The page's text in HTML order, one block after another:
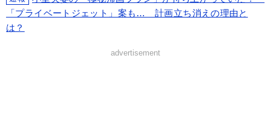
「プライベートジェット」案も… 計画立ち消えの理由と
は？
advertisement